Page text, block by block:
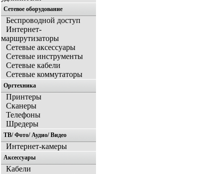
Сетевое оборудование
Беспроводной доступ
Интернет-
маршрутизаторы
Сетевые аксессуары
Сетевые инструменты
Сетевые кабели
Сетевые коммутаторы
Оргтехника
Принтеры
Сканеры
Телефоны
Шредеры
ТВ/ Фото/ Аудио/ Видео
Интернет-камеры
Аксессуары
Кабели